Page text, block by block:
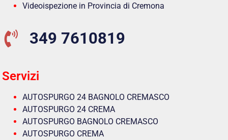
Videoispezione in Provincia di Cremona
349 7610819
Servizi
AUTOSPURGO 24 BAGNOLO CREMASCO
AUTOSPURGO 24 CREMA
AUTOSPURGO BAGNOLO CREMASCO
AUTOSPURGO CREMA